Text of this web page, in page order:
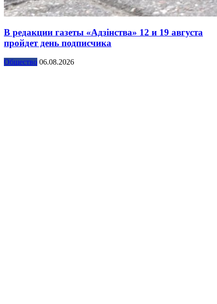
В редакции газеты «Адзінства» 12 и 19 августа
пройдет день подписчика
Общество 06.08.2026